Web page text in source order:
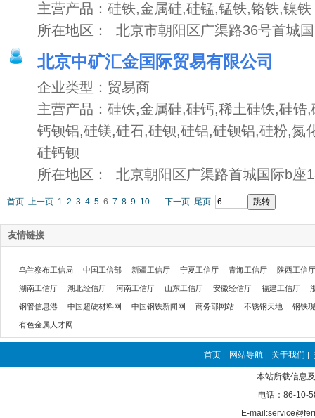
主营产品：硅铁,金属硅,硅锰,锰铁,铬铁,镍铁
所在地区： 北京市朝阳区广渠路36号首城
北京中矿汇金国际贸易有限公司
企业类型：贸易商
主营产品：硅铁,金属硅,硅钙,稀土硅铁,硅锆
钙钡铝,硅镁,硅石,硅钡,硅铝,硅钡铝,硅粉,氮
硅钙钡
所在地区： 北京朝阳区广渠路首城国际b座
首页 上一页 1 2 3 4 5 6 7 8 9 10 ... 下一页 尾页
友情链接
乌兰察布工信局 中国工信部 新疆工信厅 宁夏工信厅 青海工信厅 陕西工信厅
湖南工信厅 湖北经信厅 河南工信厅 山东工信厅 安徽经信厅 福建工信厅
钢管信息港 中国超硬材料网 中国钢铁新闻网 商务部网站 不锈钢天地 钢铁
有色金属人才网
首页 | 网站导航 | 关于我们 |
本站所载信息
电话：86-10-
E-